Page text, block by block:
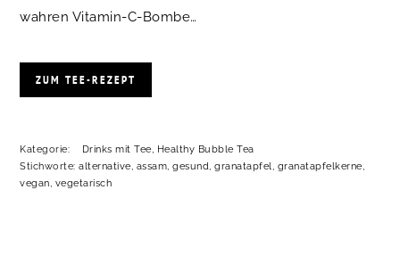
wahren Vitamin-C-Bombe…
ZUM TEE-REZEPT
Kategorie: Drinks mit Tee
Healthy Bubble Tea
Stichworte:alternative assam ,gesund ,granatapfel granatapfelkerne
vegan vegetarisch